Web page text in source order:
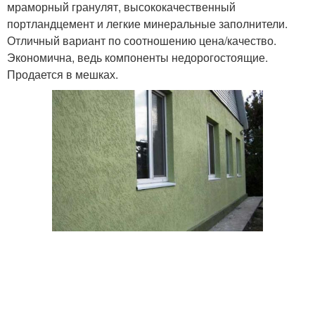
мраморный гранулят, высококачественный
портландцемент и легкие минеральные заполнители.
Отличный вариант по соотношению цена/качество.
Экономична, ведь компоненты недорогостоящие.
Продается в мешках.